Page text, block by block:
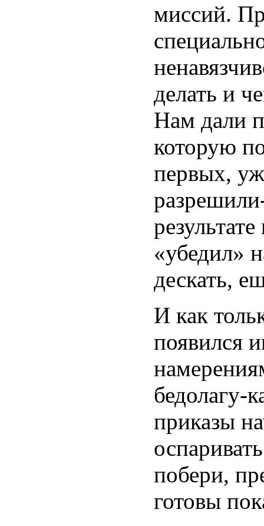
миссий.
делать и
Нам дали
которую
первых,
«убедил»
дескать,
И как
появился
бедолагу-
приказы
побери,
готовы